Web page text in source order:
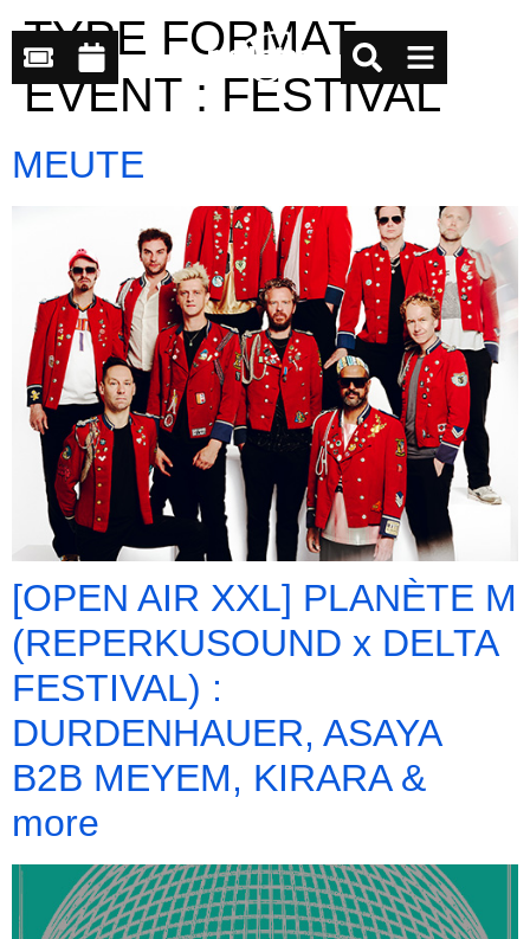
TYPE FORMAT
EVENT : FESTIVAL
MEUTE
[OPEN AIR XXL] PLANÈTE M
(REPERKUSOUND x DELTA
FESTIVAL) :
DURDENHAUER, ASAYA
B2B MEYEM, KIRARA &
more